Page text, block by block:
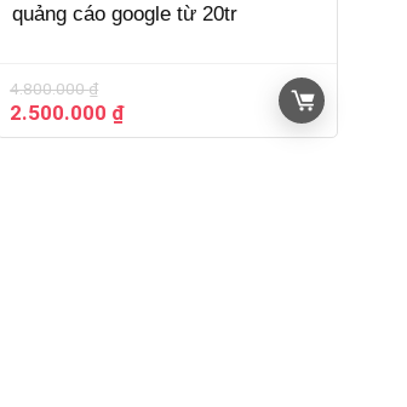
quảng cáo google từ 20tr
4.800.000₫
Giá
gốc
2.500.000 ₫Giá
hiện